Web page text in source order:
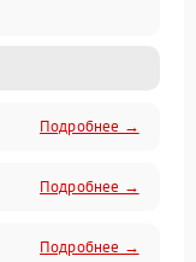
Подробнее →
Подробнее →
Подробнее →